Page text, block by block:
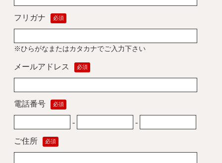
フリガナ 必須
※ひらがなまたはカタカナでご入力下さい
メールアドレス 必須
電話番号 必須
- -
ご住所 必須